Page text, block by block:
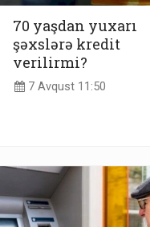
70 yaşdan yuxarı
şəxslərə kredit
verilirmi?
7 Avqust 11:50